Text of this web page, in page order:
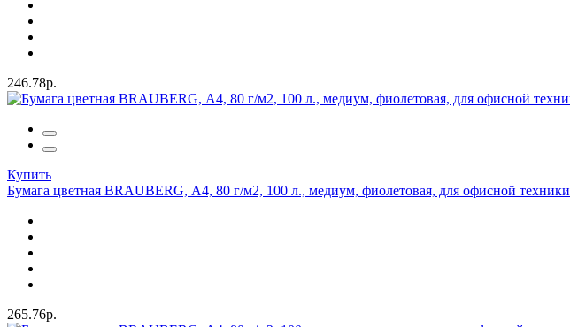
246.78р.
Купить
Бумага цветная BRAUBERG, А4, 80 г/м2, 100 л., медиум, фиолетовая, для офисной техники
265.76р.